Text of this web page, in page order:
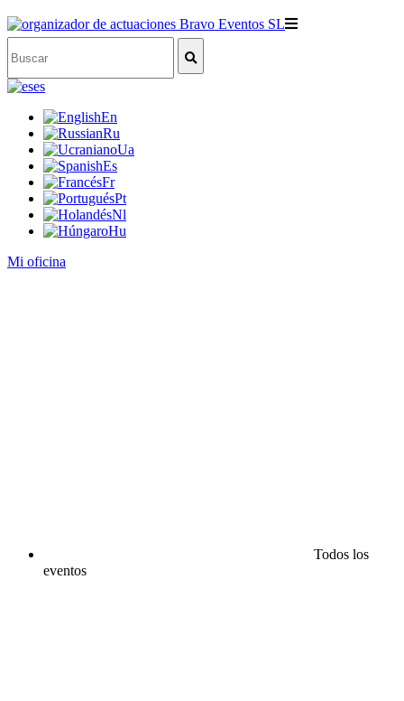
es
En
Ru
Ua
Es
Fr
Pt
Nl
Hu
Mi oficina
Todos los
eventos